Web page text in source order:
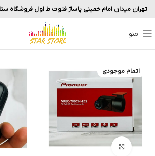
تهران میدان امام خمینی پاساژ فتوت ط اول فروشگاه ستاره /
منو
اتمام موجودی
بزرگنمایی تصویر